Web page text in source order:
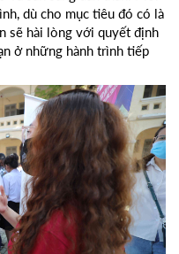
dù cho mục tiêu đó có là
sẽ hài lòng với quyết định
ở những hành trình tiếp